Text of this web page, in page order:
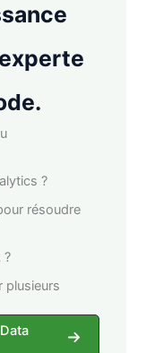
?
résoudre
?
plusieurs
Data